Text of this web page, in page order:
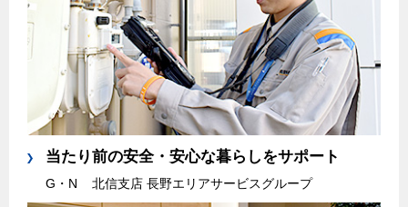
当たり前の安全・安心な暮らしをサポート
G・N 北信支店 長野エリアサービスグループ